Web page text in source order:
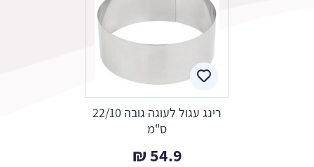
רינג עגול לעוגה גובה 22/10
ס"מ
54.9
₪